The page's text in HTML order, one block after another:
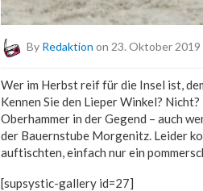
By Redaktion on 23. Oktober 2019
Wer im Herbst reif für die Insel ist,
Kennen Sie den Lieper Winkel?
Oberhammer in der Gegend – auch
der Bauernstube Morgenitz. Leider
auftischten, einfach nur ein
[supsystic-gallery id=27]